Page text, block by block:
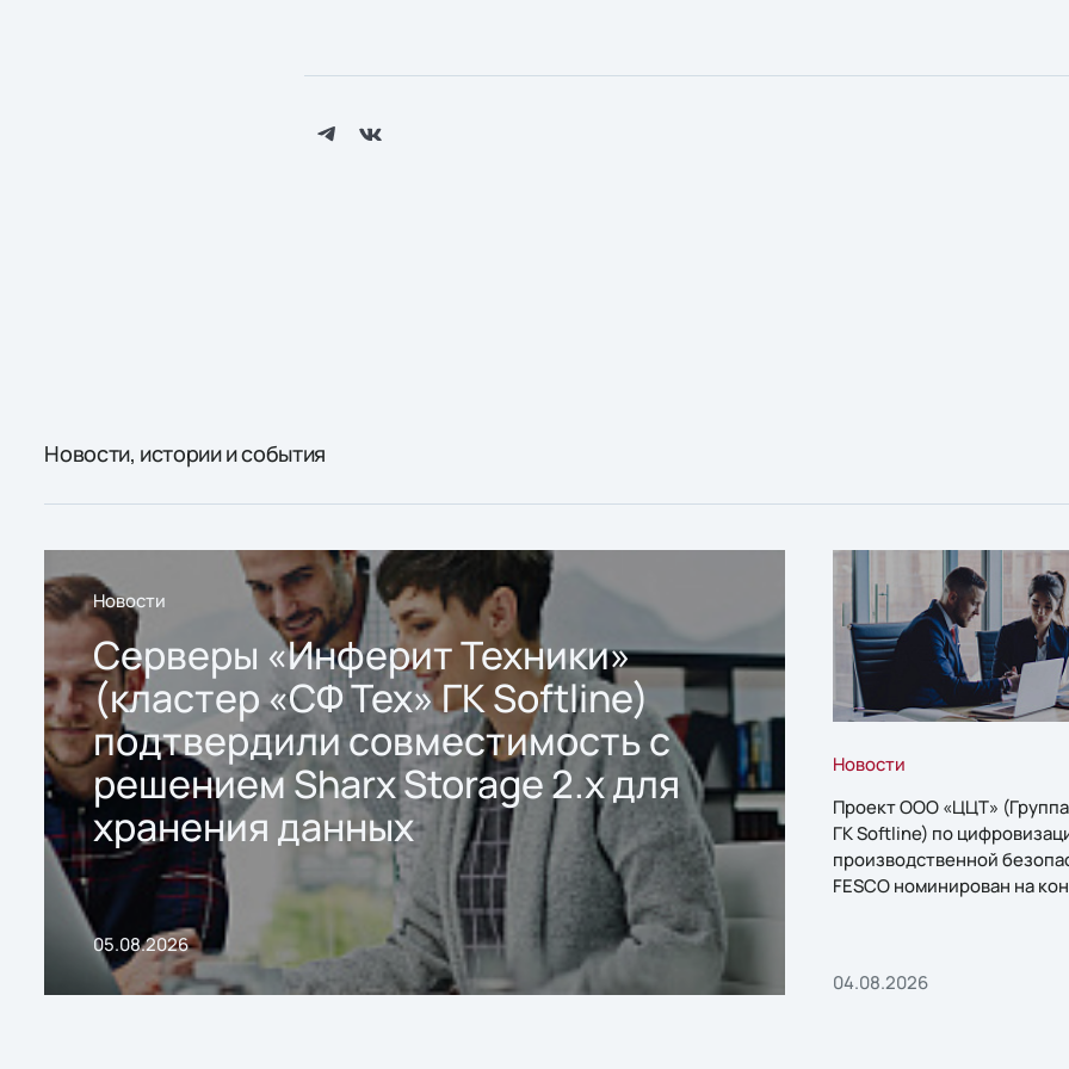
Новости, истории и события
Новости
Серверы «Инферит Техники»
(кластер «СФ Тех» ГК Softline)
подтвердили совместимость с
решением Sharx Storage 2.x для
хранения данных
05.08.2026
Новости
Проект ООО «ЦЦТ»
ГК Softline) по
производственной
FESCO номинирован на
04.08.2026